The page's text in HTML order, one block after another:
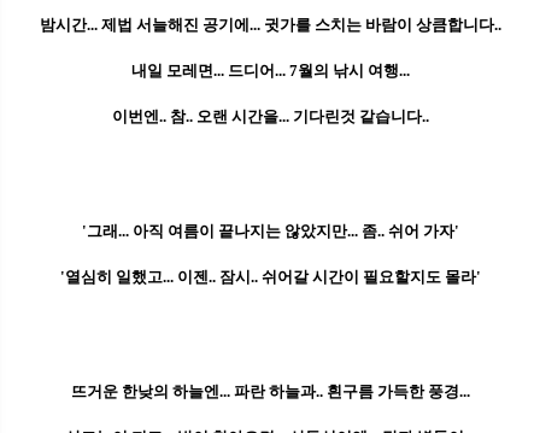
밤시간... 제법 서늘해진 공기에... 귓가를 스치는 바람이 상큼합니다..
내일 모레면... 드디어... 7월의 낚시 여행...
이번엔.. 참.. 오랜 시간을... 기다린것 같습니다..
'그래... 아직 여름이 끝나지는 않았지만... 좀.. 쉬어 가자'
'열심히 일했고... 이젠.. 잠시.. 쉬어갈 시간이 필요할지도 몰라'
뜨거운 한낮의 하늘엔... 파란 하늘과.. 흰구름 가득한 풍경...